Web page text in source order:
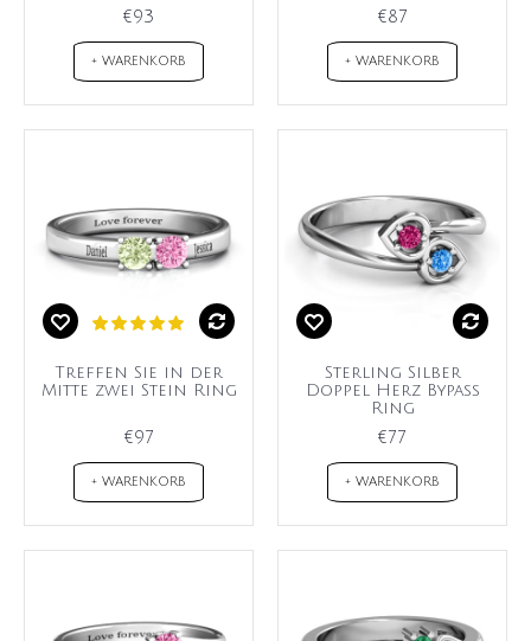
€93
+ WARENKORB
€87
+ WARENKORB
Treffen Sie in der
Mitte zwei Stein Ring
€97
+ WARENKORB
Sterling Silber
Doppel Herz Bypass
Ring
€77
+ WARENKORB